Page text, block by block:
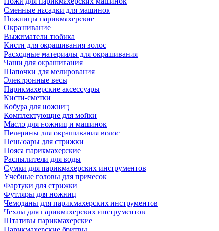
Сменные насадки для машинок
Ножницы парикмахерские
Окрашивание
Выжиматели тюбика
Кисти для окрашивания волос
Расходные материалы для окрашивания
Чаши для окрашивания
Шапочки для мелирования
Электронные весы
Парикмахерские аксессуары
Кисти-сметки
Кобура для ножниц
Комплектующие для мойки
Масло для ножниц и машинок
Пелерины для окрашивания волос
Пеньюары для стрижки
Пояса парикмахерские
Распылители для воды
Сумки для парикмахерских инструментов
Учебные головы для причесок
Фартуки для стрижки
Футляры для ножниц
Чемоданы для парикмахерских инструментов
Чехлы для парикмахерских инструментов
Штативы парикмахерские
Парикмахерские бритвы